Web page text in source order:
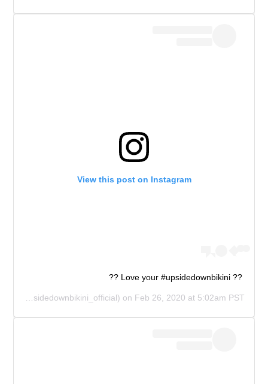
View this post on Instagram
?? Love your #upsidedownbikini ??
(@upsidedownbikini_official) on Feb 26, 2020 at 5:02am PST